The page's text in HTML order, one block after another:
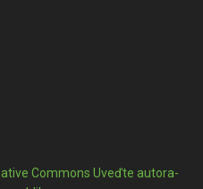
Commons Uveďte autora-